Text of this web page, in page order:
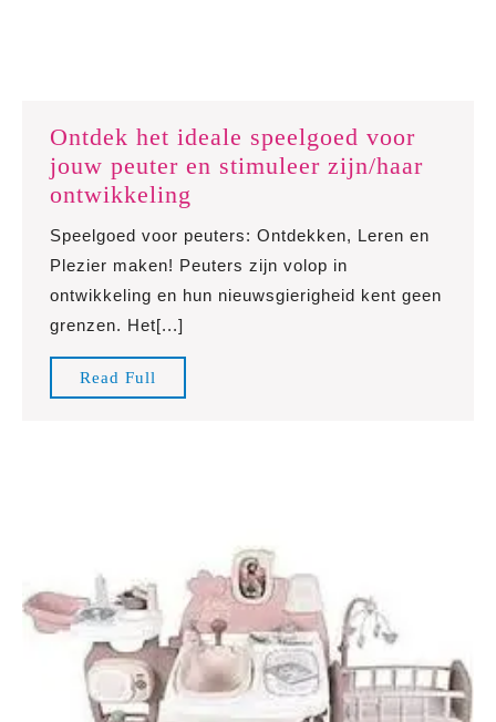
Ontdek het ideale speelgoed voor
jouw peuter en stimuleer zijn/haar
ontwikkeling
speelgoed
voor
Speelgoed voor peuters: Ontdekken, Leren en
Plezier maken! Peuters zijn volop in
ontwikkeling en hun nieuwsgierigheid kent geen
grenzen. Het[...]
Read Full
Full